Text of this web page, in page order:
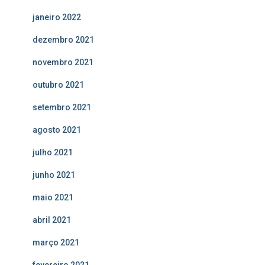
janeiro 2022
dezembro 2021
novembro 2021
outubro 2021
setembro 2021
agosto 2021
julho 2021
junho 2021
maio 2021
abril 2021
março 2021